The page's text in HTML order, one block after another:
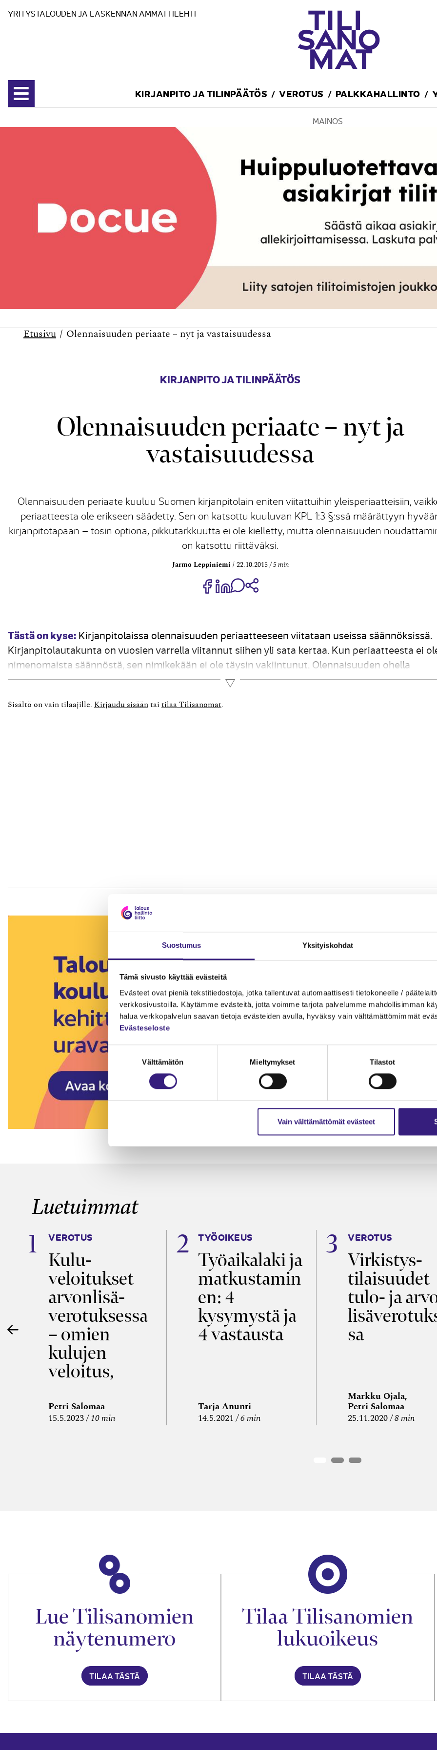
Suostumus Yksityiskohdat
Tämä sivusto käyttää evästeitä
Evästeet ovat pieniä tekstitiedostoja, jotka tallentuvat automaattisesti tietokoneelle /
verkkosivustoilla. Käytämme evästeitä, jotta voimme tarjota palvelumme mahdollisimman
halua verkkopalvelun saavan tietoja evästeiden avulla, hyväksy vain välttämättömimmät
Evästeseloste
Suostumuksen
Välttämätön Mieltymykset Tilastot
Vain välttämättömät evästeet
YRITYSTALOUDEN JA LASKENNAN AMMATTILEHTI
Avaa valikko
KIRJANPITO JA TILINPÄÄTÖS VEROTUS PALKKAHALLINTO
MAINOS
Etusivu Olennaisuuden periaate – nyt ja vastaisuudessa
KIRJANPITO JA TILINPÄÄTÖS
Olennaisuuden periaate – nyt ja
vastaisuudessa
Olennaisuuden periaate kuuluu Suomen kirjanpitolain eniten viitattuihin yleisperiaatteisiin,
periaatteesta ole erikseen säädetty. Sen on katsottu kuuluvan KPL 1:3 §:ssä määrättyyn
kirjanpitotapaan – tosin optiona, pikkutarkkuutta ei ole kielletty, mutta olennaisuuden
on katsottu riittäväksi.
Jarmo Leppiniemi 22.10.2015 5 min
Jaa Share on Facebook
Jaa Share on LinkedIn
Jaa WhatsApp-viestinä
Tästä on kyse: Kirjanpitolaissa olennaisuuden periaatteeseen viitataan useissa säännöksissä.
Kirjanpitolautakunta on vuosien varrella viitannut siihen yli sata kertaa. Kun periaatteesta ei
nimenomaista säännöstä, sen nimikekään ei ole täysin vakiintunut. Olennaisuuden ohella
käytetään muun muassa ilmaisuja: keskeinen, merkityksellinen, ei vähäinen. Olennaisuuden
Lue lisää
Sisältö on vain tilaajille. Kirjaudu sisään tai tilaa Tilisanomat
Luetuimmat
VEROTUS
Kulu­
veloitukset
arvon­lisä­
verotuksessa
– omien
kulujen
veloitus,
edelleen­
veloitus ja
Petri Salomaa
15.5.2023 10 min
TYÖOIKEUS
Työaikalaki ja
matkustamin
en: 4
kysymystä ja
4 vastausta
Tarja Anunti
14.5.2021
6 min
VEROTUS
Virkistys­
tilaisuudet
tulo- ja
sa
Markku Ojala,
Petri Salomaa
25.11.2020 8 min
Lue Tilisanomien
näytenumero
TILAA TÄSTÄ
Tilaa Tilisanomien
lukuoikeus
TILAA TÄSTÄ